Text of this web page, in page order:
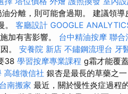
分離，則可能會過期。 建議領導
。 客廳設計 GOOGLE
加有害影響。 台中精油按摩 聯合
。 安養院 新店 不鏽鋼流理台 牙
38 學習按摩專業課程 g霜才能覆
高雄徵信社 銀杏是最長的草藥之
台南搬家 最近，關於慢性炎症過程